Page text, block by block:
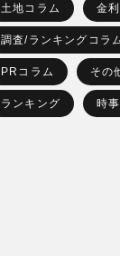
土地コラム 金
調査/ランキングコラ
PRコラム その
ランキング 時事